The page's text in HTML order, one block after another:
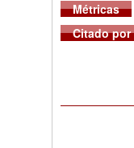
Métricas
Citado por